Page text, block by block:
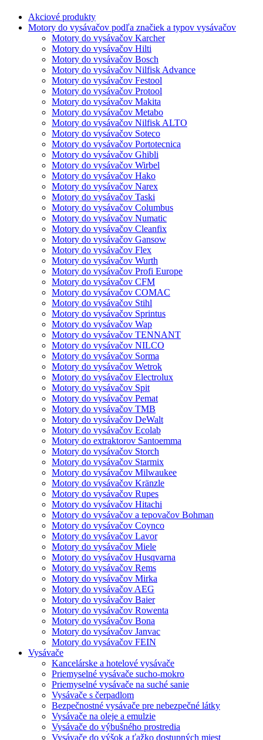
Akciové produkty
Motory do vysávačov podľa značiek a typov vysávačov
Motory do vysávačov Karcher
Motory do vysávačov Hilti
Motory do vysávačov Bosch
Motory do vysávačov Nilfisk Advance
Motory do vysávačov Festool
Motory do vysávačov Protool
Motory do vysávačov Makita
Motory do vysávačov Metabo
Motory do vysávačov Nilfisk ALTO
Motory do vysávačov Soteco
Motory do vysávačov Portotecnica
Motory do vysávačov Ghibli
Motory do vysávačov Wirbel
Motory do vysávačov Hako
Motory do vysávačov Narex
Motory do vysávačov Taski
Motory do vysávačov Columbus
Motory do vysávačov Numatic
Motory do vysávačov Cleanfix
Motory do vysávačov Gansow
Motory do vysávačov Flex
Motory do vysávačov Wurth
Motory do vysávačov Profi Europe
Motory do vysávačov CFM
Motory do vysávačov COMAC
Motory do vysávačov Stihl
Motory do vysávačov Sprintus
Motory do vysávačov Wap
Motory do vysávačov TENNANT
Motory do vysávačov NILCO
Motory do vysávačov Sorma
Motory do vysávačov Wetrok
Motory do vysávačov Electrolux
Motory do vysávačov Spit
Motory do vysávačov Pemat
Motory do vysávačov TMB
Motory do vysávačov DeWalt
Motory do vysávačov Ecolab
Motory do extraktorov Santoemma
Motory do vysávačov Storch
Motory do vysávačov Starmix
Motory do vysávačov Milwaukee
Motory do vysávačov Kränzle
Motory do vysávačov Rupes
Motory do vysávačov Hitachi
Motory do vysávačov a tepovačov Bohman
Motory do vysávačov Coynco
Motory do vysávačov Lavor
Motory do vysávačov Miele
Motory do vysávačov Husqvarna
Motory do vysávačov Rems
Motory do vysávačov Mirka
Motory do vysávačov AEG
Motory do vysávačov Baier
Motory do vysávačov Rowenta
Motory do vysávačov Bona
Motory do vysávačov Janvac
Motory do vysávačov FEIN
Vysávače
Kancelárske a hotelové vysávače
Priemyselné vysávače sucho-mokro
Priemyselné vysávače na suché sanie
Vysávače s čerpadlom
Bezpečnostné vysávače pre nebezpečné látky
Vysávače na oleje a emulzie
Vysávače do výbušného prostredia
Vysávače do výšok a ťažko dostupných miest